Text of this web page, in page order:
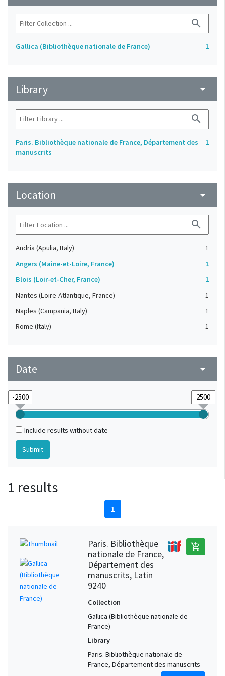
search
Gallica (Bibliothèque nationale de France) 1
Library arrow_drop_down
search
Paris. Bibliothèque nationale de France, Département des
manuscrits
1
Location arrow_drop_down
search
Andria (Apulia, Italy)
1
Angers (Maine-et-Loire, France)
1
Blois (Loir-et-Cher, France)
1
Nantes (Loire-Atlantique, France)
1
Naples (Campania, Italy)
1
Rome (Italy)
1
Date arrow_drop_down
Include results without date
1 results
1
Paris. Bibliothèque
nationale de France,
Département des
manuscrits, Latin
9240
add_shopping_cart
Collection
Gallica (Bibliothèque nationale de
France)
Library
Paris. Bibliothèque nationale de
France, Département des manuscrits